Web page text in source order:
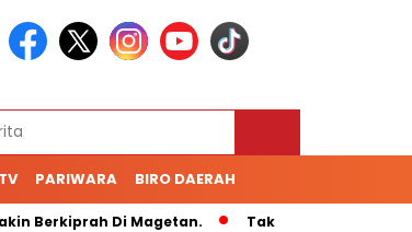
PARIWARA BIRO DAERAH
Di Magetan. Tak Kunjung Bayar